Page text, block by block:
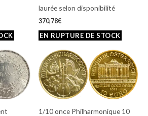
laurée selon disponibilité
370,78€
1/10 once Philharmonique 10